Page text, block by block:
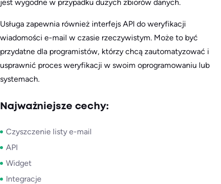
jest wygodne w przypadku dużych zbiorów danych.
Usługa zapewnia również interfejs API do weryfikacji
wiadomości e-mail w czasie rzeczywistym. Może to być
przydatne dla programistów, którzy chcą zautomatyzować i
usprawnić proces weryfikacji w swoim oprogramowaniu lub
systemach.
Najważniejsze cechy:
Czyszczenie listy e-mail
API
Widget
Integracje